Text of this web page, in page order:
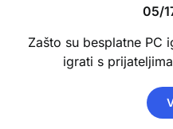
05/
Zašto su besplatne PC
igrati s